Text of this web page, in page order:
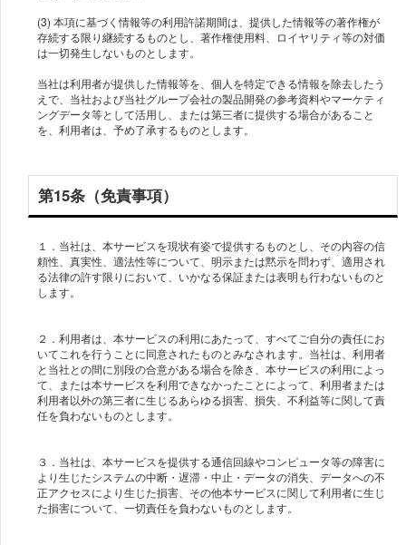
(3) 本項に基づく情報等の利用許諾期間は、提供した情報等の著作権が
存続する限り継続するものとし、著作権使用料、ロイヤリティ等の対価
は一切発生しないものとします。
当社は利用者が提供した情報等を、個人を特定できる情報を除去したう
えで、当社および当社グループ会社の製品開発の参考資料やマーケティ
ングデータ等として活用し、または第三者に提供する場合があること
を、利用者は、予め了承するものとします。
第15条（免責事項）
１．当社は、本サービスを現状有姿で提供するものとし、その内容の信
頼性、真実性、適法性等について、明示または黙示を問わず、適用され
る法律の許す限りにおいて、いかなる保証または表明も行わないものと
します。
２．利用者は、本サービスの利用にあたって、すべてご自分の責任にお
いてこれを行うことに同意されたものとみなされます。当社は、利用者
と当社との間に別段の合意がある場合を除き、本サービスの利用によっ
て、または本サービスを利用できなかったことによって、利用者または
利用者以外の第三者に生じるあらゆる損害、損失、不利益等に関して責
任を負わないものとします。
３．当社は、本サービスを提供する通信回線やコンピュータ等の障害に
より生じたシステムの中断・遅滞・中止・データの消失、データへの不
正アクセスにより生じた損害、その他本サービスに関して利用者に生じ
た損害について、一切責任を負わないものとします。